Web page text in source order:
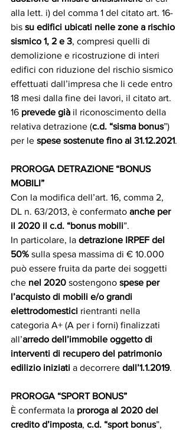
alla lett. i) del comma 1 del citato art. 16-
bis su edifici ubicati nelle zone a rischio
sismico 1, 2 e 3, compresi quelli di
demolizione e ricostruzione di interi
edifici con riduzione del rischio sismico
effettuati dall’impresa che li cede entro
18 mesi dalla fine dei lavori, il citato art.
16 prevede già il riconoscimento della
relativa detrazione (c.d. “sisma bonus”)
per le spese sostenute fino al 31.12.2021.
PROROGA DETRAZIONE “BONUS
MOBILI”
Con la modifica dell’art. 16, comma 2,
DL n. 63/2013, è confermato anche per
il 2020 il c.d. “bonus mobili”.
In particolare, la detrazione IRPEF del
50% sulla spesa massima di € 10.000
può essere fruita da parte dei soggetti
che nel 2020 sostengono spese per
l’acquisto di mobili e/o grandi
elettrodomestici rientranti nella
categoria A+ (A per i forni) finalizzati
all’arredo dell’immobile oggetto di
interventi di recupero del patrimonio
edilizio iniziati a decorrere dall’1.1.2019.
PROROGA “SPORT BONUS”
È confermata la proroga al 2020 del
credito d’imposta, c.d. “sport bonus”,